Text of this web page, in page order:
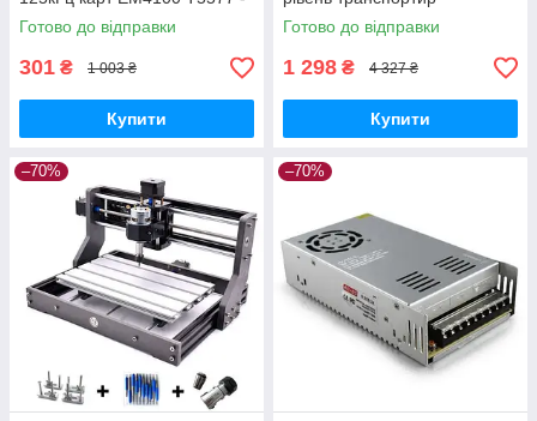
Краща якість тільки на
Nukleon.com.ua
Готово до відправки
301 ₴ 1 003 ₴
Купити
інклінометр - Краща якість
тільки на Nukleon.com.ua
Готово до відправки
1 298 ₴ 4 327 ₴
Купити
–70% –70%